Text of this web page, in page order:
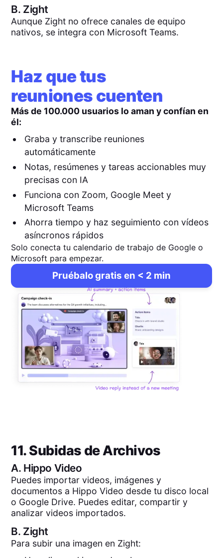
B. Zight
Aunque Zight no ofrece canales de equipo
nativos, se integra con Microsoft Teams.
Haz que tus
reuniones cuenten
Más de 100.000 usuarios lo aman y confían en
él:
Graba y transcribe reuniones
automáticamente
Notas, resúmenes y tareas accionables muy
precisas con IA
Funciona con Zoom, Google Meet y
Microsoft Teams
Ahorra tiempo y haz seguimiento con vídeos
asíncronos rápidos
Solo conecta tu calendario de trabajo de Google o
Microsoft para empezar.
Pruébalo gratis en < 2 min
11. Subidas de Archivos
A. Hippo Video
Puedes importar videos, imágenes y
documentos a Hippo Video desde tu disco local
o Google Drive. Puedes editar, compartir y
analizar videos importados.
B. Zight
Para subir una imagen en Zight: